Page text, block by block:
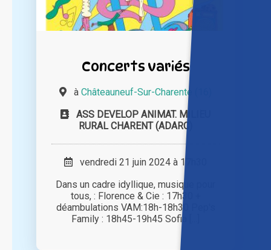
Concerts variés
à Châteauneuf-Sur-Charente (16)
ASS DEVELOP ANIMAT. MILIEU
RURAL CHARENT (ADARC)
vendredi 21 juin 2024 à 17h30
Dans un cadre idyllique, musique pour
tous, : Florence & Cie : 17h30 +
déambulations VAM:18h-18h30 Pep's
Family : 18h45-19h45 Sofia [...]